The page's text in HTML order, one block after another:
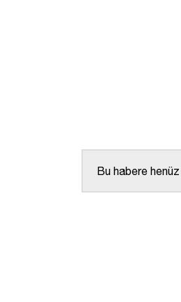
Bu habere henüz